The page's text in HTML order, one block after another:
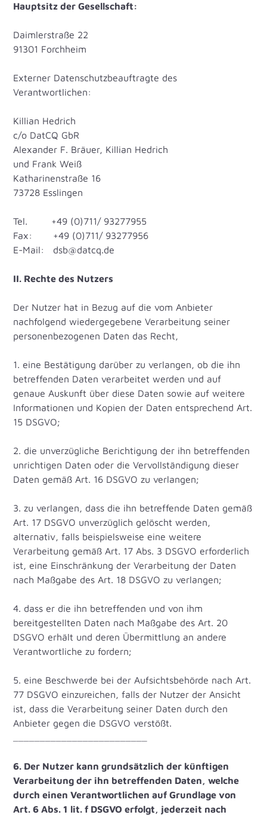
Hauptsitz der Gesellschaft:
Daimlerstraße 22
91301 Forchheim
Externer Datenschutzbeauftragte des
Verantwortlichen:
Killian Hedrich
c/o DatCQ GbR
Alexander F. Bräuer, Killian Hedrich
und Frank Weiß
Katharinenstraße 16
73728 Esslingen
Tel. +49 (0)711/ 93277955
Fax: +49 (0)711/ 93277956
E-Mail: dsb@datcq.de
II. Rechte des Nutzers
Der Nutzer hat in Bezug auf die vom Anbieter
nachfolgend wiedergegebene Verarbeitung seiner
personenbezogenen Daten das Recht,
1. eine Bestätigung darüber zu verlangen, ob die ihn
betreffenden Daten verarbeitet werden und auf
genaue Auskunft über diese Daten sowie auf weitere
Informationen und Kopien der Daten entsprechend Art.
15 DSGVO;
2. die unverzügliche Berichtigung der ihn betreffenden
unrichtigen Daten oder die Vervollständigung dieser
Daten gemäß Art. 16 DSGVO zu verlangen;
3. zu verlangen, dass die ihn betreffende Daten gemäß
Art. 17 DSGVO unverzüglich gelöscht werden,
alternativ, falls beispielsweise eine weitere
Verarbeitung gemäß Art. 17 Abs. 3 DSGVO erforderlich
ist, eine Einschränkung der Verarbeitung der Daten
nach Maßgabe des Art. 18 DSGVO zu verlangen;
4. dass er die ihn betreffenden und von ihm
bereitgestellten Daten nach Maßgabe des Art. 20
DSGVO erhält und deren Übermittlung an andere
Verantwortliche zu fordern;
5. eine Beschwerde bei der Aufsichtsbehörde nach Art.
77 DSGVO einzureichen, falls der Nutzer der Ansicht
ist, dass die Verarbeitung seiner Daten durch den
Anbieter gegen die DSGVO verstößt.
6. Der Nutzer kann grundsätzlich der künftigen
Verarbeitung der ihn betreffenden Daten, welche
durch einen Verantwortlichen auf Grundlage von
Art. 6 Abs. 1 lit. f DSGVO erfolgt, jederzeit nach